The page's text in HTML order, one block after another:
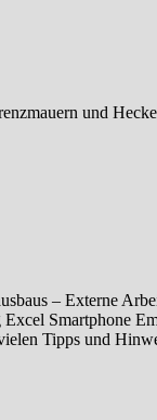
und
– Externe
Smartphone
Tipps und